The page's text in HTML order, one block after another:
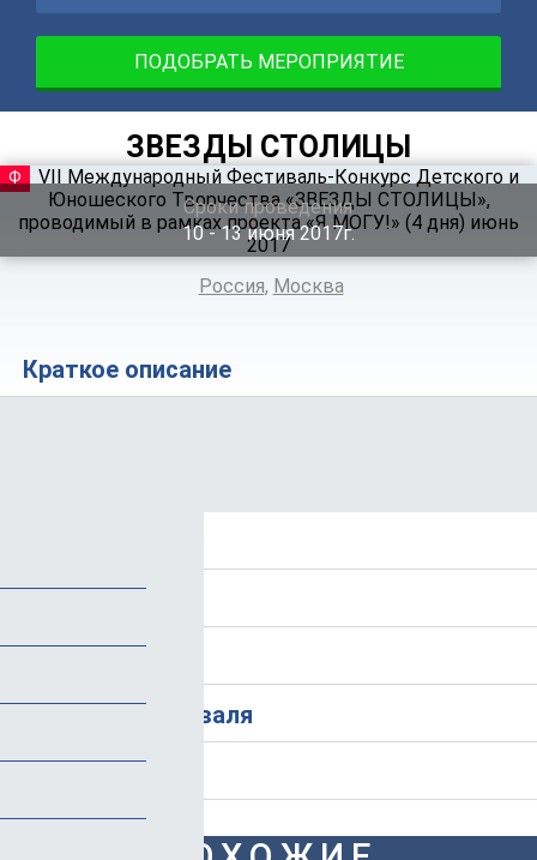
ПОДОБРАТЬ МЕРОПРИЯТИЕ
ЗВЕЗДЫ СТОЛИЦЫ
Сроки проведения
10 ‐ 13июня 2017г.
ФЕСТИВАЛЬ
Россия, Москва
Краткое описание
История фестиваля